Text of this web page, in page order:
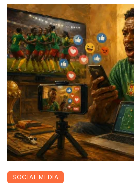
SOCIAL MEDIA